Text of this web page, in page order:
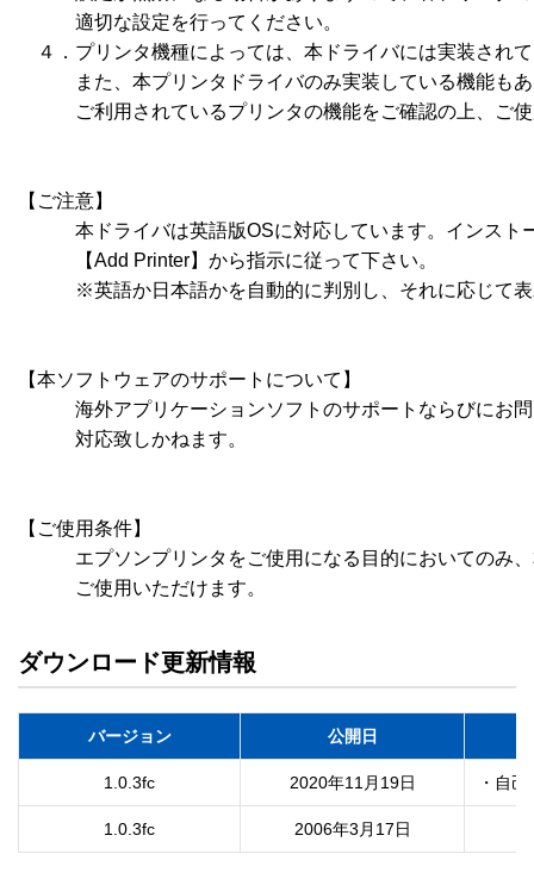
適切な設定を行ってください。
４．プリンタ機種によっては、本ドライバには実装され
また、本プリンタドライバのみ実装している機能もあ
ご利用されているプリンタの機能をご確認の上、ご使
【ご注意】
本ドライバは英語版OSに対応しています。インスト
【Add Printer】から指示に従って下さい。
※英語か日本語かを自動的に判別し、それに応じて表
【本ソフトウェアのサポートについて】
海外アプリケーションソフトのサポートならびにお問
対応致しかねます。
【ご使用条件】
エプソンプリンタをご使用になる目的においてのみ、
ダウンロード更新情報
バージョン 公開日
1.0.3fc 2020年11月19日 ・自
1.0.3fc 2006年3月17日